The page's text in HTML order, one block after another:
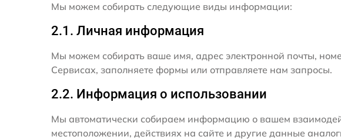
Мы можем собирать следующие виды информации:
2.1. Личная информация
Мы можем собирать ваше имя, адрес электронной почты,
Сервисах, заполняете формы или отправляете нам запросы.
2.2. Информация о использовании
Мы автоматически собираем информацию о вашем
местоположении, действиях на сайте и другие данные